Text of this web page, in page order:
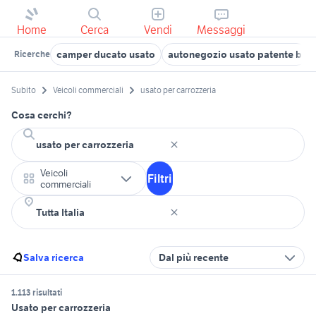
Home Cerca Vendi Messaggi
Ricerche camper ducato usato autonegozio usato patente b
Subito Veicoli commerciali usato per carrozzeria
Cosa cerchi?
Veicoli
commerciali
Filtri
Salva ricerca Dal più recente
1.113 risultati
Usato per carrozzeria